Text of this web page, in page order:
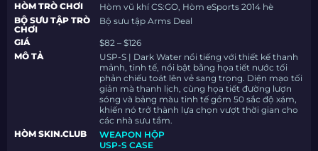
HÒM TRÒ CHƠI
Hòm vũ khí CS:GO, Hòm eSports 2014 hè
BỘ SƯU TẬP TRÒ
CHƠI
Bộ sưu tập Arms Deal
GIÁ
$82 – $126
MÔ TẢ
USP-S | Dark Water nổi tiếng với thiết kế thanh
mảnh, tinh tế, nổi bật bằng họa tiết nước tối
phản chiếu toát lên vẻ sang trọng. Diện mạo tối
giản mà thanh lịch, cùng họa tiết đường lượn
sóng và bảng màu tinh tế gồm 50 sắc độ xám,
khiến nó trở thành lựa chọn vượt thời gian cho
các nhà sưu tầm.
HÒM SKIN.CLUB
WEAPON HỘP
USP-S CASE